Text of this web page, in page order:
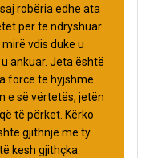
robëria edhe ata
për të ndryshuar
vdis duke u
ankuar. Jeta është
forcë të hyjshme
e së vërtetës, jetën
të përket. Kërko
gjithnjë me ty.
kesh gjithçka.